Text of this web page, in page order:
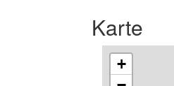
Karte
+